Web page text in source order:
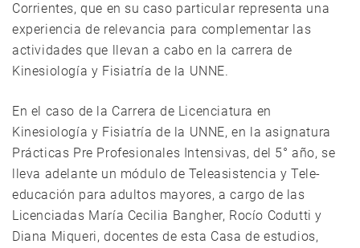
Corrientes, que en su caso particular representa una
experiencia de relevancia para complementar las
actividades que llevan a cabo en la carrera de
Kinesiología y Fisiatría de la UNNE.
En el caso de la Carrera de Licenciatura en
Kinesiología y Fisiatría de la UNNE, en la asignatura
Prácticas Pre Profesionales Intensivas, del 5° año, se
lleva adelante un módulo de Teleasistencia y Tele-
educación para adultos mayores, a cargo de las
Licenciadas María Cecilia Bangher, Rocío Codutti y
Diana Miqueri, docentes de esta Casa de estudios,